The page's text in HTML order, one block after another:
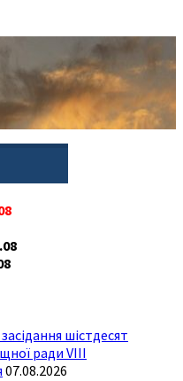
шістдесят
ради VIII
07.08.2026